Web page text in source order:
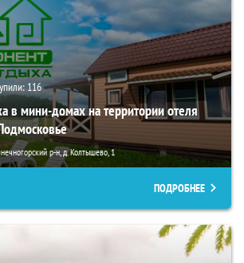
116
в мини-домах на территории отеля
р-н, д. Колтышево, 1
ПОДРОБНЕЕ